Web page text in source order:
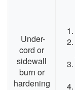
Under-
cord or
sidewall
burn or
hardening